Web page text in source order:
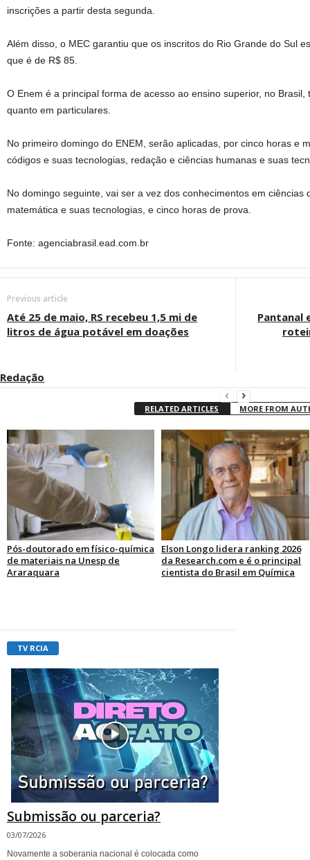
inscrições a partir desta segunda.
Além disso, o MEC garantiu que os inscritos do Rio Grande do Sul
que é de R$ 85.
O Enem é a principal forma de acesso ao ensino superior, no
quanto em particulares.
No primeiro domingo do ENEM, serão aplicadas, por cinco horas e
códigos e suas tecnologias, redação e ciências humanas e suas
No domingo seguinte, vai ser a vez dos conhecimentos em ciências
matemática e suas tecnologias, e cinco horas de prova.
Fonte: agenciabrasil.ead.com.br
Previous article
Até 25 de maio, RS recebeu 1,5 mi de
litros de água potável em doações
Pantanal
Redação
RELATED ARTICLES MORE FROM
Pós-doutorado em físico-química
de materiais na Unesp de
Araraquara
Elson Longo lidera ranking 2026
da Research.com e é o principal
cientista do Brasil em Química
TV RCIA
Submissão ou parceria?
03/07/2026
Novamente a soberania nacional é colocada como